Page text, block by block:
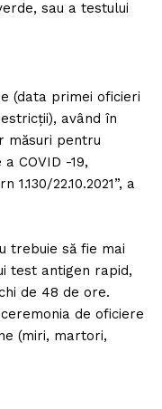
sau a testului
(data primei oficieri
având în
măsuri pentru
COVID -19,
22.10.2021”, a
trebuie să fie mai
test antigen rapid,
de 48 de ore.
de oficiere
(miri, martori,